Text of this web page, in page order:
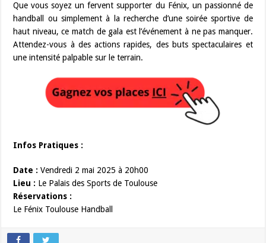
Que vous soyez un fervent supporter du Fénix, un passionné de
handball ou simplement à la recherche d’une soirée sportive de
haut niveau, ce match de gala est l’événement à ne pas manquer.
Attendez-vous à des actions rapides, des buts spectaculaires et
une intensité palpable sur le terrain.
Infos Pratiques :
Date : Vendredi 2 mai 2025 à 20h00
Lieu : Le Palais des Sports de Toulouse
Réservations :
Le Fénix Toulouse Handball